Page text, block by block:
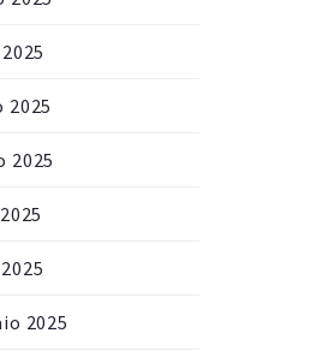
2025
2025
2025